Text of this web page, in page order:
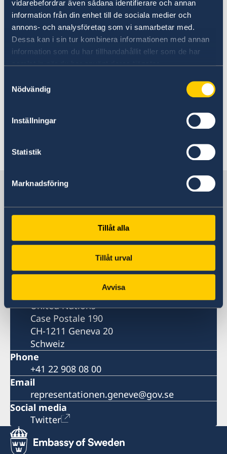
vidarebefordrar även sådana identifierare och annan
information från din enhet till de sociala medier och
annons- och analysföretag som vi samarbetar med.
Dessa kan i sin tur kombinera informationen med annan
information som du har tillhandahållit eller som de har
samlat in när du har använt deras tjänster.
Nödvändig
Inställningar
Statistik
Marknadsföring
Tillåt alla
Tillåt urval
Avvisa
17 Nov 2022
Meeting of the High Contracting
Parties to the CCW
22 Feb 2022
High-level event on Environmental
Sweden in UN, Geneva
Permanent Mission of Sweden
Visiting address
82, rue de Lausanne
Genève
Permanent Mission of Sweden to the
United Nations
Case Postale 190
CH-1211 Geneva 20
Schweiz
Phone
+41 22 908 08 00
Email
representationen.geneve@gov.se
Social media
Twitter